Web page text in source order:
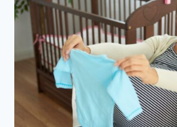
NOMES
PARA
GÊMEAS